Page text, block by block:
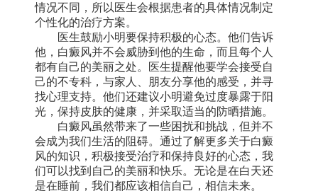
情况不同，所以医生会根据患者的具体情况制定
个性化的治疗方案。
医生鼓励小明要保持积极的心态。他们告诉
他，白癜风并不会威胁到他的生命，而且每个人
都有自己的美丽之处。医生提醒他要学会接受自
己的不专科，与家人、朋友分享他的感受，并寻
找心理支持。他们还建议小明避免过度暴露于阳
光，保持皮肤的健康，并采取适当的防晒措施。
白癜风虽然带来了一些困扰和挑战，但并不
会成为我们生活的阻碍。通过了解更多关于白癜
风的知识，积极接受治疗和保持良好的心态，我
们可以找到自己的美丽和快乐。无论是在白天还
是在睡前，我们都应该相信自己，相信未来。